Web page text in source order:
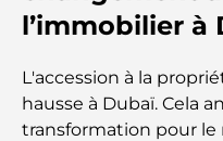
Les montres Rolex
Crèches à Dubai
l’immobilier à
L'accession à la
hausse à Dubaï. Cela
transformation pour